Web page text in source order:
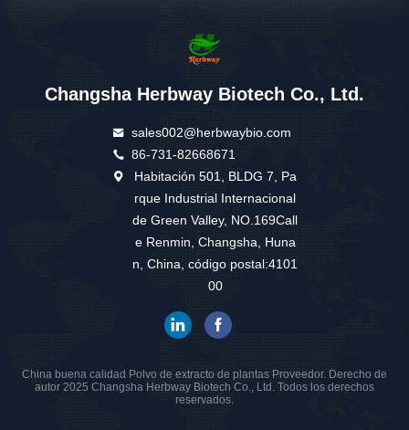
Changsha Herbway Biotech Co., Ltd.
sales002@herbwaybio.com
86-731-82668671
Habitación 501, BLDG 7, Pa
rque Industrial Internacional
de Green Valley, NO.169Call
e Renmin, Changsha, Huna
n, China, código postal:4101
00
China buena calidad Polvo de extracto de plantas Proveedor. Derecho de
autor 2025 Changsha Herbway Biotech Co., Ltd. Todos los derechos
reservados.